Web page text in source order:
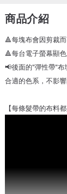
商品介紹
🔺每塊布會因剪裁
🔺每台電子螢幕顯
📢後面的"彈性帶"
合適的色系，不影
【每條髮帶的布料